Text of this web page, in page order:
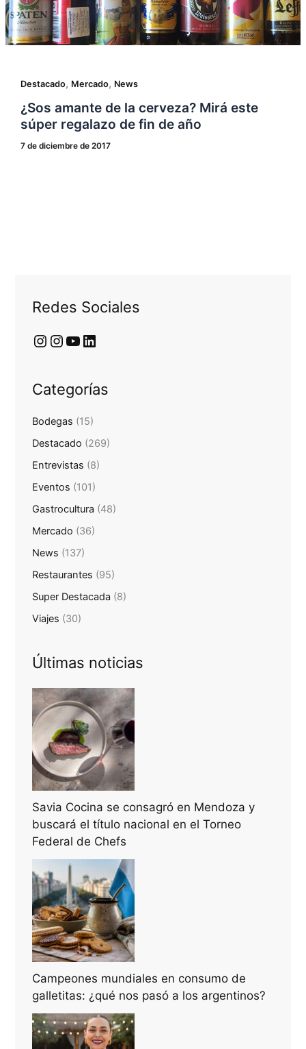
Destacado, Mercado, News
¿Sos amante de la cerveza? Mirá este
súper regalazo de fin de año
7 de diciembre de 2017
Redes Sociales
Categorías
Bodegas (15)
Destacado (269)
Entrevistas (8)
Eventos (101)
Gastrocultura (48)
Mercado (36)
News (137)
Restaurantes (95)
Super Destacada (8)
Viajes (30)
Últimas noticias
Savia Cocina se consagró en Mendoza y
buscará el título nacional en el Torneo
Federal de Chefs
Campeones mundiales en consumo de
galletitas: ¿qué nos pasó a los argentinos?